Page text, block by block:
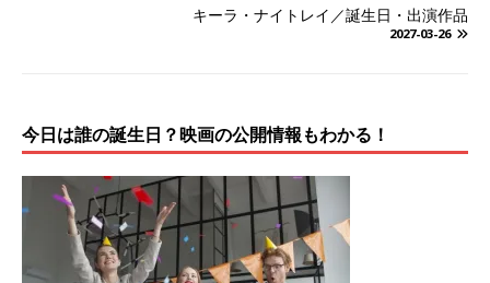
キーラ・ナイトレイ／誕生日・出演作品
2027-03-26
今日は誰の誕生日？映画の公開情報もわかる！